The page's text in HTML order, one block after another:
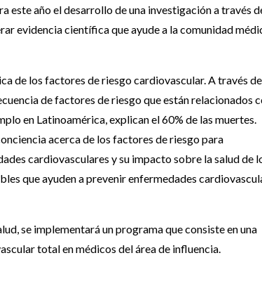
este año el desarrollo de una investigación a través
evidencia científica que ayude a la comunidad
de los factores de riesgo cardiovascular. A través de
de factores de riesgo que están relacionados
en Latinoamérica, explican el 60% de las muertes.
acerca de los factores de riesgo para
cardiovasculares y su impacto sobre la salud de
que ayuden a prevenir enfermedades
se implementará un programa que consiste en una
total en médicos del área de influencia.